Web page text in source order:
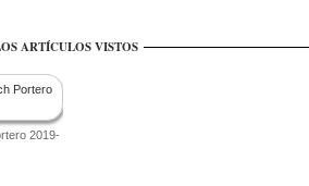
ARTÍCULOS VISTOS
2019-